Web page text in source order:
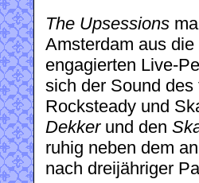
The Upsessions
Amsterdam aus
engagierten Live-
sich der Sound
Rocksteady und
Dekkerund den
ruhig neben dem
nach dreijähriger